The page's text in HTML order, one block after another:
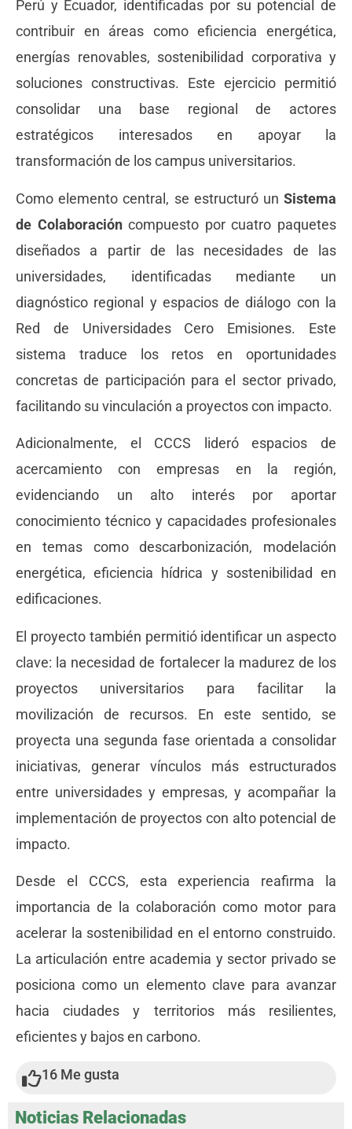
Noticias Relacionadas
Perú y Ecuador, identificadas por su potencial de
contribuir en áreas como eficiencia energética,
energías renovables, sostenibilidad corporativa y
soluciones constructivas. Este ejercicio permitió
consolidar una base regional de actores
estratégicos interesados en apoyar la
transformación de los campus universitarios.
Como elemento central, se estructuró un Sistema
de Colaboracióncompuesto por cuatro paquetes
diseñados a partir de las necesidades de las
universidades, identificadas mediante un
diagnóstico regional y espacios de diálogo con la
Red de Universidades Cero Emisiones. Este
sistema traduce los retos en oportunidades
concretas de participación para el sector privado,
facilitando su vinculación a proyectos con impacto.
Adicionalmente, el CCCS lideró espacios de
acercamiento con empresas en la región,
evidenciando un alto interés por aportar
conocimiento técnico y capacidades profesionales
en temas como descarbonización, modelación
energética, eficiencia hídrica y sostenibilidad en
edificaciones.
El proyecto también permitió identificar un aspecto
clave: la necesidad de fortalecer la madurez de los
proyectos universitarios para facilitar la
movilización de recursos. En este sentido, se
proyecta una segunda fase orientada a consolidar
iniciativas, generar vínculos más estructurados
entre universidades y empresas, y acompañar la
implementación de proyectos con alto potencial de
impacto.
Desde el CCCS, esta experiencia reafirma la
importancia de la colaboración como motor para
acelerar la sostenibilidad en el entorno construido.
La articulación entre academia y sector privado se
posiciona como un elemento clave para avanzar
hacia ciudades y territorios más resilientes,
eficientes y bajos en carbono.
16 Me gusta